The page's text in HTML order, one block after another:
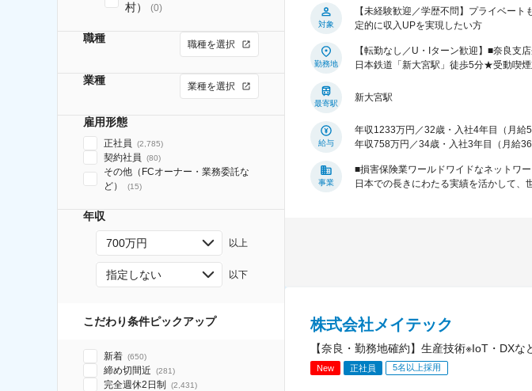
村）
(0)
職種 職種を選択
業種 業種を選択
雇用形態
正社員 (2,785)
契約社員 (80)
その他（FCオーナー・業務委託な
ど）
(15)
年収
700万円 以上
指定しない 以下
こだわり条件ピックアップ
新着 (650)
締め切間近 (281)
完全週休2日制 (2,431)
対象
【未経験歓迎／学歴不問】プライベー
定的に収入UPを実現したい方
勤務地
【転勤なし／U・Iターン歓迎】■奈良支
日本鉄道「新大宮駅」徒歩5分★受動喫煙
最寄駅
新大宮駅
給与
年収1233万円／32歳・入社4年目（月給
年収758万円／34歳・入社3年目（月給
事業
■損害保険業ワールドワイドなネットワ
日本での長きにわたる実績を活かして、
株式会社メイテック
【奈良・勤務地確約】生産技術※IoT・DX
New 正社員 5名以上採用